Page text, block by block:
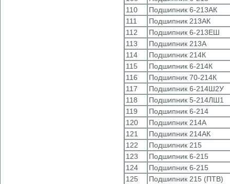
110
Подшипник 6-213АК
111
Подшипник 213АК
112
Подшипник 6-213ЕШ
113
Подшипник 213А
114
Подшипник 214К
115
Подшипник 6-214К
116
Подшипник 70-214К
117
Подшипник 6-214Ш2У
118
Подшипник 5-214ЛШ1
119
Подшипник 6-214
120
Подшипник 214А
121
Подшипник 214АК
122
Подшипник 215
123
Подшипник 6-215
124
Подшипник 6-215
125
Подшипник 215 (ПТВ)